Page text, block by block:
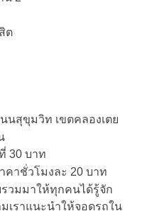
ต
นสุขุมวิท เขตคลองเตย
30 บาท
คาชั่วโมงละ 20 บาท
วมมาให้ทุกคนได้รู้จัก
เราแนะนำให้จอดรถใน